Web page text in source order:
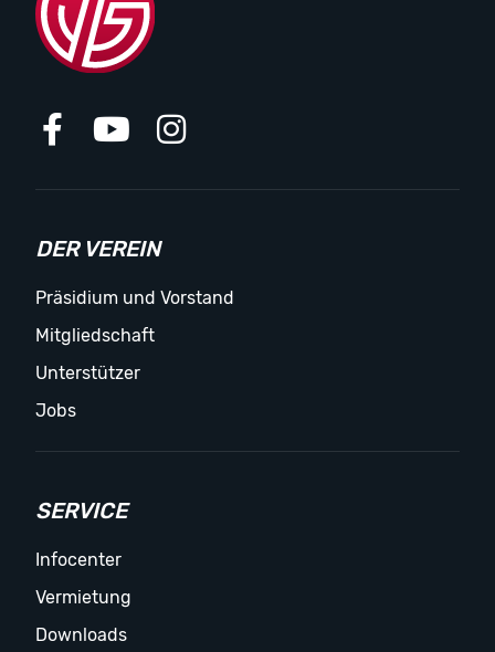
DER VEREIN
Präsidium und Vorstand
Mitgliedschaft
Unterstützer
Jobs
SERVICE
Infocenter
Vermietung
Downloads